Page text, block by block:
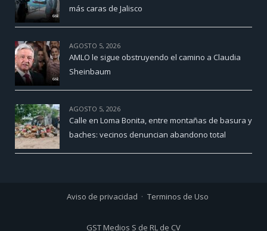
más caras de Jalisco
AGOSTO 5, 2026
AMLO le sigue obstruyendo el camino a Claudia
Sheinbaum
AGOSTO 5, 2026
Calle en Loma Bonita, entre montañas de basura y
baches: vecinos denuncian abandono total
Aviso de privacidad Terminos de Uso
GST Medios S de RL de CV